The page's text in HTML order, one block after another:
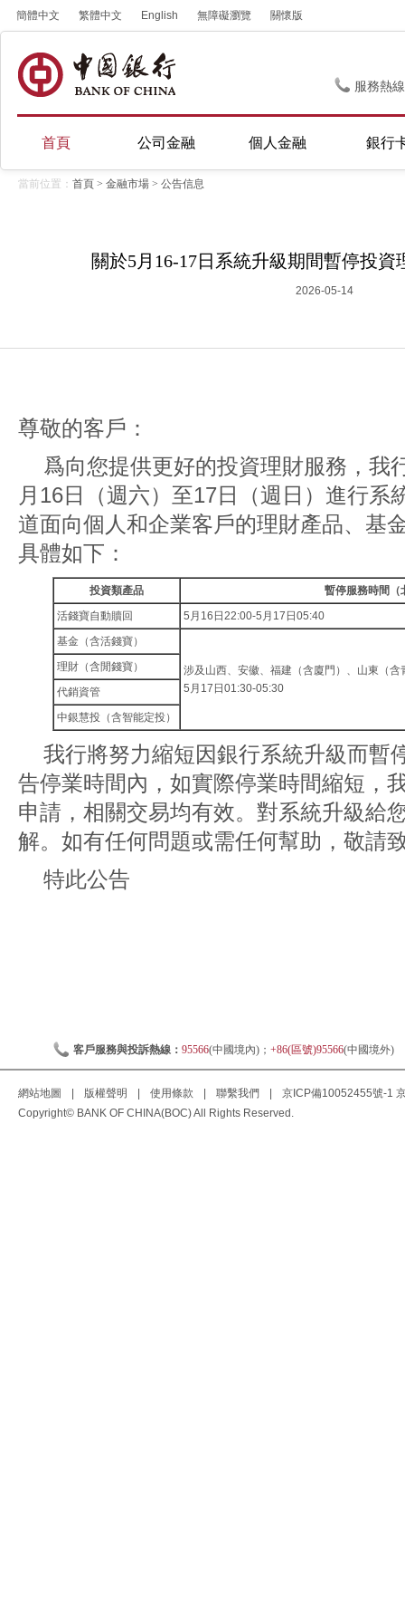
簡體中文 繁體中文 English 無障礙瀏覽 關懷版
服務熱
首頁 公司金融 個人金融 銀行
當前位置： 首頁 > 金融市場 > 公告信息
關於5月16-17日系統升級期間暫停投
2026-05-14
尊敬的客戶：
爲向您提供更好的投資理財服務，我
月16日（週六）至17日（週日）進行系
道面向個人和企業客戶的理財產品、基
具體如下：
投資類產品
暫停服務時間（
活錢寶自動贖回
5月16日22:00-5月17日05:40
基金（含活錢寶）
涉及山西、安徽、福建（含廈門）、山東（
5月17日01:30-05:30
理財（含閒錢寶）
代銷資管
中銀慧投（含智能定投）
我行將努力縮短因銀行系統升級而暫
告停業時間內，如實際停業時間縮短，
申請，相關交易均有效。對系統升級給
解。如有任何問題或需任何幫助，敬請
特此公告
客戶服務與投訴熱線： 95566(中國境內)； +86(區號)95566(中國境外)
網站地圖 版權聲明 使用條款 聯繫我們 京ICP備10052455號-1
Copyright© BANK OF CHINA(BOC) All Rights Reserved.